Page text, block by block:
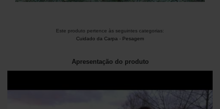
Este produto pertence às seguintes categorias:
Cuidado da Carpa - Pesagem
Apresentação do produto